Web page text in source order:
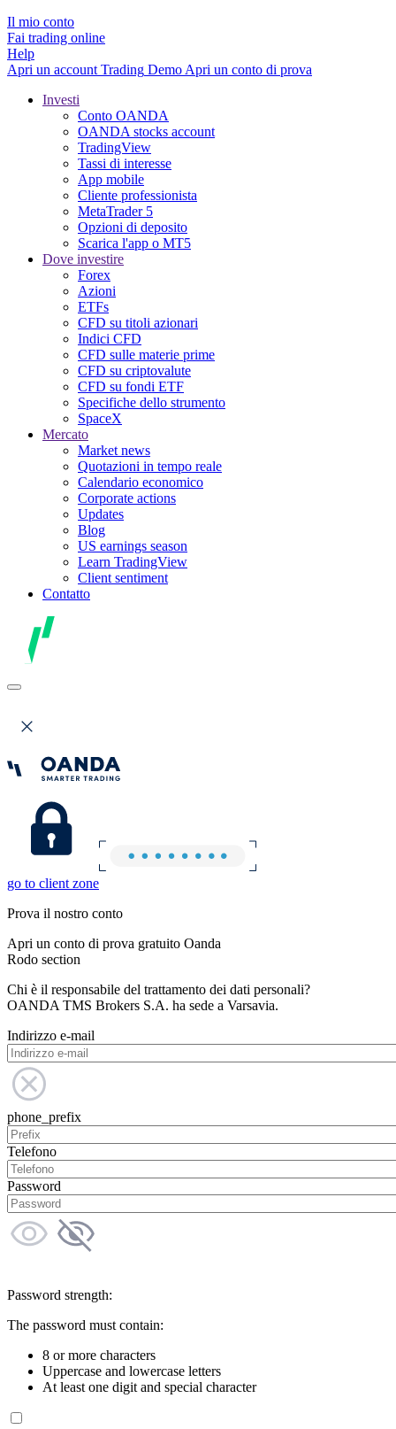
Il mio conto
Fai trading online
Help
Apri un account Trading Demo Apri un conto di prova
Investi
Conto OANDA
OANDA stocks account
TradingView
Tassi di interesse
App mobile
Cliente professionista
MetaTrader 5
Opzioni di deposito
Scarica l'app o MT5
Dove investire
Forex
Azioni
ETFs
CFD su titoli azionari
Indici CFD
CFD sulle materie prime
CFD su criptovalute
CFD su fondi ETF
Specifiche dello strumento
SpaceX
Mercato
Market news
Quotazioni in tempo reale
Calendario economico
Corporate actions
Updates
Blog
US earnings season
Learn TradingView
Client sentiment
Contatto
go to client zone
Prova il nostro conto
Apri un conto di prova gratuito Oanda
Rodo section
Chi è il responsabile del trattamento dei dati personali?
OANDA TMS Brokers S.A. ha sede a Varsavia.
Indirizzo e-mail
phone_prefix
Telefono
Password
Password strength:
The password must contain:
8 or more characters
Uppercase and lowercase letters
At least one digit and special character